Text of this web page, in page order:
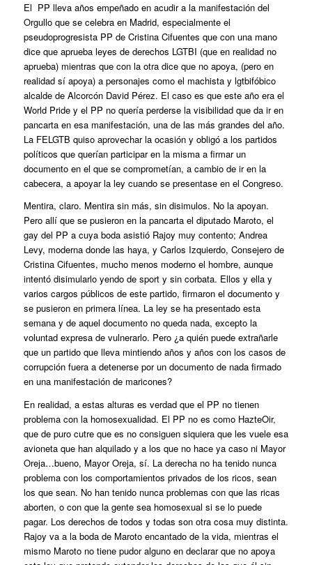
El PP lleva años empeñado en acudir a la manifestación del
Orgullo que se celebra en Madrid, especialmente el
pseudoprogresista PP de Cristina Cifuentes que con una mano
dice que aprueba leyes de derechos LGTBI (que en realidad no
aprueba) mientras que con la otra dice que no apoya, (pero en
realidad sí apoya) a personajes como el machista y lgtbifóbico
alcalde de Alcorcón David Pérez. El caso es que este año era el
World Pride y el PP no quería perderse la visibilidad que da ir en
pancarta en esa manifestación, una de las más grandes del año.
La FELGTB quiso aprovechar la ocasión y obligó a los partidos
políticos que querían participar en la misma a firmar un
documento en el que se comprometían, a cambio de ir en la
cabecera, a apoyar la ley cuando se presentase en el Congreso.
Mentira, claro. Mentira sin más, sin disimulos. No la apoyan.
Pero allí que se pusieron en la pancarta el diputado Maroto, el
gay del PP a cuya boda asistió Rajoy muy contento; Andrea
Levy, moderna donde las haya, y Carlos Izquierdo, Consejero de
Cristina Cifuentes, mucho menos moderno el hombre, aunque
intentó disimularlo yendo de sport y sin corbata. Ellos y ella y
varios cargos públicos de este partido, firmaron el documento y
se pusieron en primera línea. La ley se ha presentado esta
semana y de aquel documento no queda nada, excepto la
voluntad expresa de vulnerarlo. Pero ¿a quién puede extrañarle
que un partido que lleva mintiendo años y años con los casos de
corrupción fuera a detenerse por un documento de nada firmado
en una manifestación de maricones?
En realidad, a estas alturas es verdad que el PP no tienen
problema con la homosexualidad. El PP no es como HazteOir,
que de puro cutre que es no consiguen siquiera que les vuele esa
avioneta que han alquilado y a los que no hace ya caso ni Mayor
Oreja…bueno, Mayor Oreja, sí. La derecha no ha tenido nunca
problema con los comportamientos privados de los ricos, sean
los que sean. No han tenido nunca problemas con que las ricas
aborten, o con que la gente sea homosexual si se lo puede
pagar. Los derechos de todos y todas son otra cosa muy distinta.
Rajoy va a la boda de Maroto encantado de la vida, mientras el
mismo Maroto no tiene pudor alguno en declarar que no apoya